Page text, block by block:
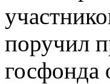
поручил
госфонда